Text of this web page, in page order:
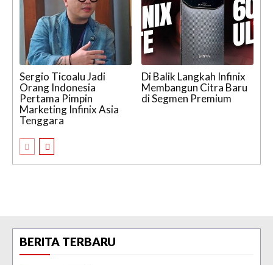
Sergio Ticoalu Jadi
Orang Indonesia
Pertama Pimpin
Marketing Infinix Asia
Tenggara
Di Balik Langkah Infinix
Membangun Citra Baru
di Segmen Premium
BERITA TERBARU